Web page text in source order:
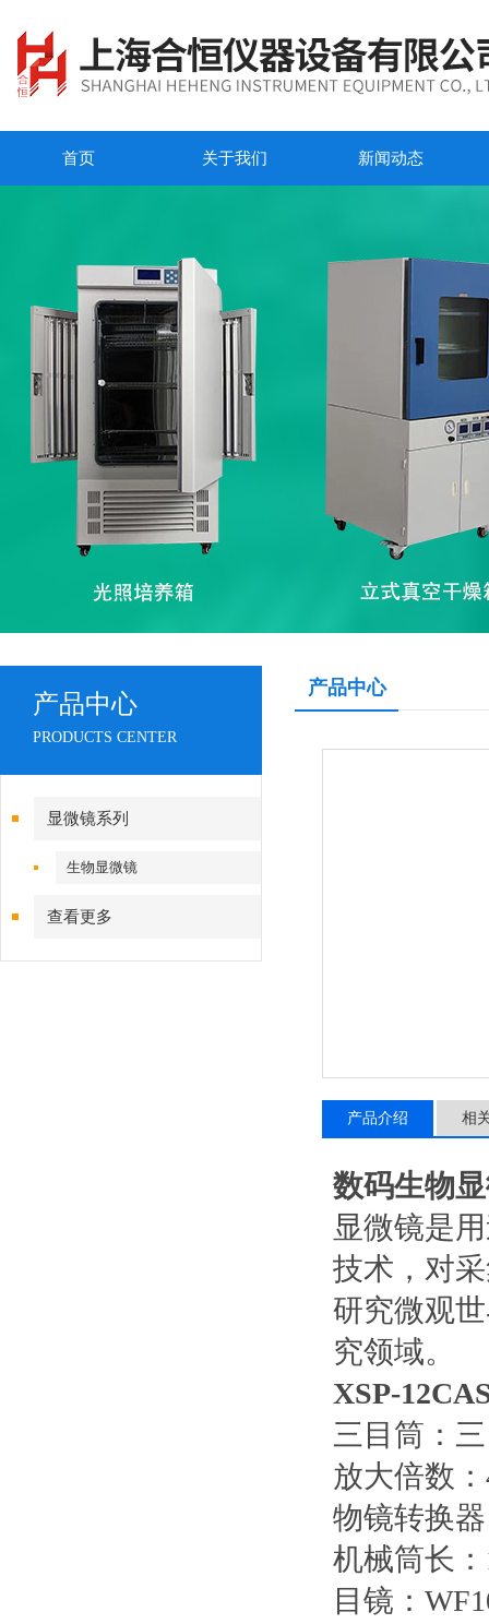
首页 关于我们 新闻动态
产品中心
PRODUCTS CENTER
显微镜系列
生物显微镜
查看更多
产品中心
产品介绍 相
数码生物
显微镜是
技术，对
研究微观
究领域。
XSP-
三目筒：
放大倍数
物镜转换
机械筒长
目镜：